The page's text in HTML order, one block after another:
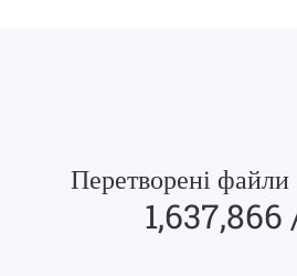
Перетворені файли
1,637,866